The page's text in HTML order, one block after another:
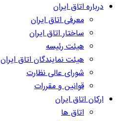
درباره اتاق ایران
معرفی اتاق ایران
ساختار اتاق ایران
هیئت رئیسه
هیئت نمایندگان اتاق ایران
شورای عالی نظارت
قوانین و مقررات
ارکان اتاق ایران
اتاق ها